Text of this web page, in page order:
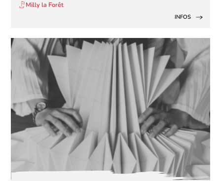
Milly la Forêt
INFOS